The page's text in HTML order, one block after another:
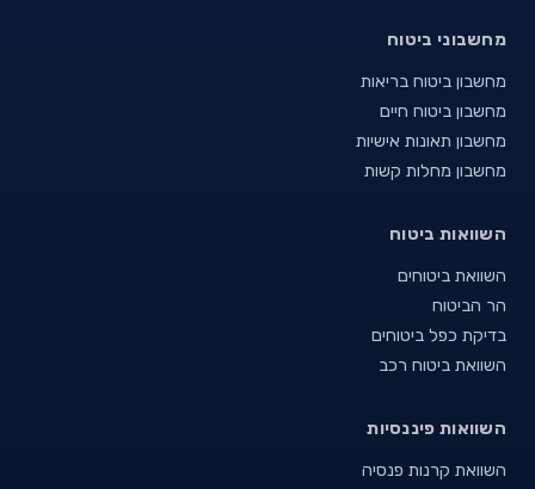
מחשבוני ביטוח
מחשבון ביטוח בריאות
מחשבון ביטוח חיים
מחשבון תאונות אישיות
מחשבון מחלות קשות
השוואות ביטוח
השוואת ביטוחים
הר הביטוח
בדיקת כפל ביטוחים
השוואת ביטוח רכב
השוואות פיננסיות
השוואת קרנות פנסיה